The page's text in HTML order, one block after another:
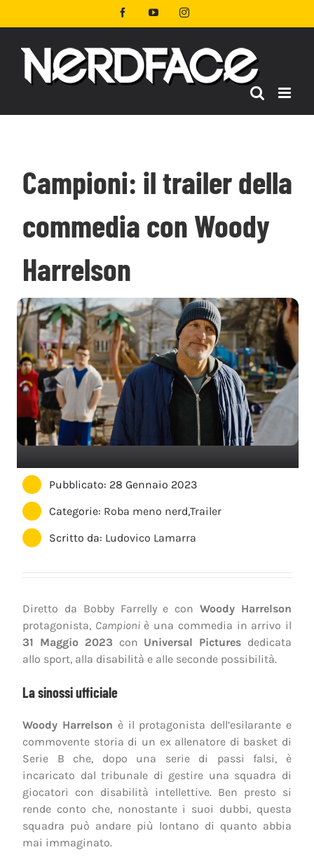
al
FacebookYouTubeInstagram
Campioni: il trailer della
commedia con Woody
Harrelson
Pubblicato: 28 Gennaio 2023
Categorie: Roba meno nerd,Trailer
Scritto da: Ludovico Lamarra
Diretto da Bobby Farrelly e conWoody Harrelson
protagonista, Campioniè una commedia in arrivo il
31 Maggio 2023 con Universal Pictures dedicata
allo sport, alla disabilità e alle seconde possibilità.
La sinossi ufficiale
Woody Harrelson è il protagonista dell’esilarante e
commovente storia di un ex allenatore di basket di
Serie B che, dopo una serie di passi falsi, è
incaricato dal tribunale di gestire una squadra di
giocatori con disabilità intellettive. Ben presto si
rende conto che, nonostante i suoi dubbi, questa
squadra può andare più lontano di quanto abbia
mai immaginato.